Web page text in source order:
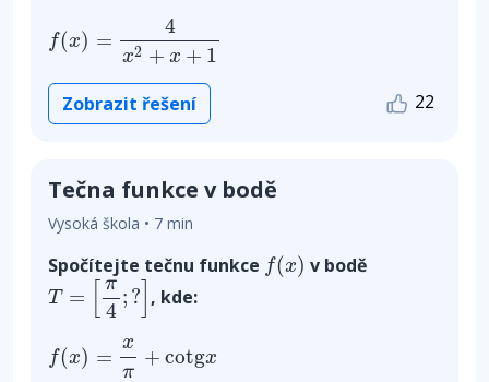
f(x) =
4
x2 + x + 1
1
Zobrazit řešení 22
Tečna funkce v bodě
Vysoká škola • 7 min
Spočítejte tečnu funkce f(x)
f(x) v bodě
T =
π
4
; ? ]
T=[π4;?]
, kde:
f(x) =
x
π
+ cotgx
+c